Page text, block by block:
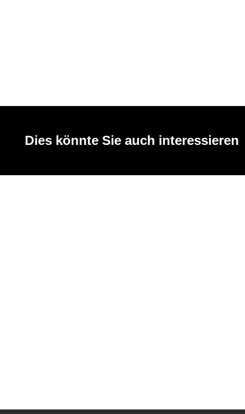
Dies könnte Sie auch interessieren